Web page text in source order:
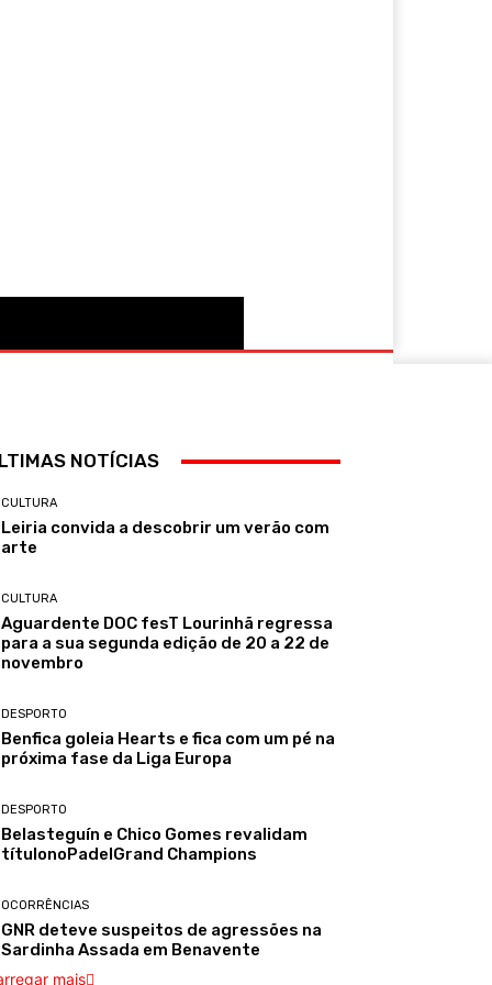
NOTÍCIAS
CULTURA
Leiria convida a descobrir um verão com
arte
CULTURA
Aguardente DOC fesT Lourinhã regressa
para a sua segunda edição de 20 a 22 de
novembro
DESPORTO
Benfica goleia Hearts e fica com um pé na
próxima fase da Liga Europa
DESPORTO
Belasteguín e Chico Gomes revalidam
títulonoPadelGrand Champions
OCORRÊNCIAS
GNR deteve suspeitos de agressões na
Sardinha Assada em Benavente
mais